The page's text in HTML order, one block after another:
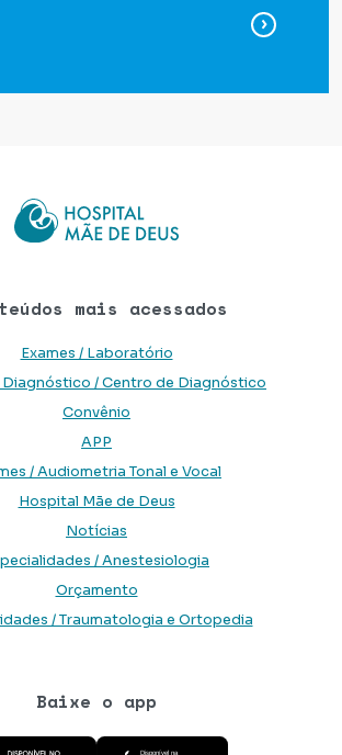
para
mais acessados
Exames / Laboratório
/ Centro de Diagnóstico
Convênio
APP
/ Audiometria Tonal e Vocal
Hospital Mãe de Deus
Notícias
/ Anestesiologia
Orçamento
/ Traumatologia e Ortopedia
Baixe o app
o aplicativo na Google Play Store
Baixe o aplicativo na App Store